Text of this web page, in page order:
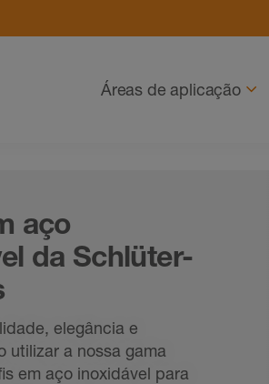
Áreas de aplicação
aço
da Schlüter-
elegância e
utilizar a nossa gama
em aço inoxidável para